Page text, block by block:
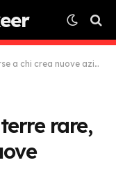
crea nuove aziende»
rare,